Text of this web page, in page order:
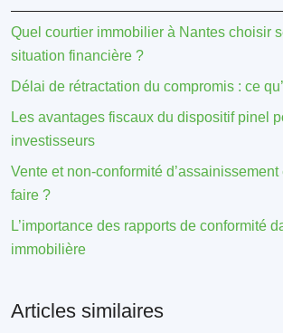
Quel courtier immobilier à Nantes choisir
situation financière ?
Délai de rétractation du compromis : ce
Les avantages fiscaux du dispositif pinel
investisseurs
Vente et non-conformité
faire ?
L’importance des rapports de conformité
immobilière
Articles similaires